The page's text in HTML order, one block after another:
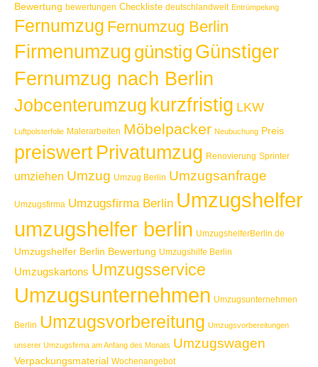
Bewertung bewertungen Checkliste deutschlandweit Entrümpelung
Fernumzug Fernumzug Berlin
Firmenumzug günstig Günstiger
Fernumzug nach Berlin
Jobcenterumzug kurzfristig LKW
Luftpolsterfolie Malerarbeiten Möbelpacker Neubuchung Preis
preiswert Privatumzug Renovierung Sprinter
umziehen Umzug Umzug Berlin Umzugsanfrage
Umzugsfirma Umzugsfirma Berlin Umzugshelfer
umzugshelfer berlin UmzugshelferBerlin.de
Umzugshelfer Berlin Bewertung Umzugshilfe Berlin
Umzugskartons Umzugsservice
Umzugsunternehmen Umzugsunternehmen
Berlin Umzugsvorbereitung Umzugsvorbereitungen
unserer Umzugsfirma am Anfang des Monats Umzugswagen
Verpackungsmaterial Wochenangebot